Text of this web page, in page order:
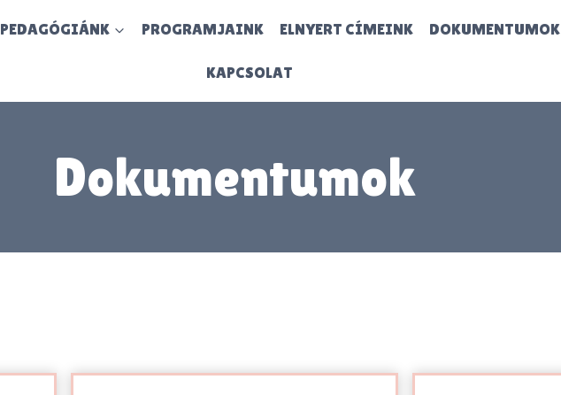
PEDAGÓGIÁNK PROGRAMJAINK ELNYERT CÍMEINK DOKUMENTUMOK
KAPCSOLAT
Dokumentumok